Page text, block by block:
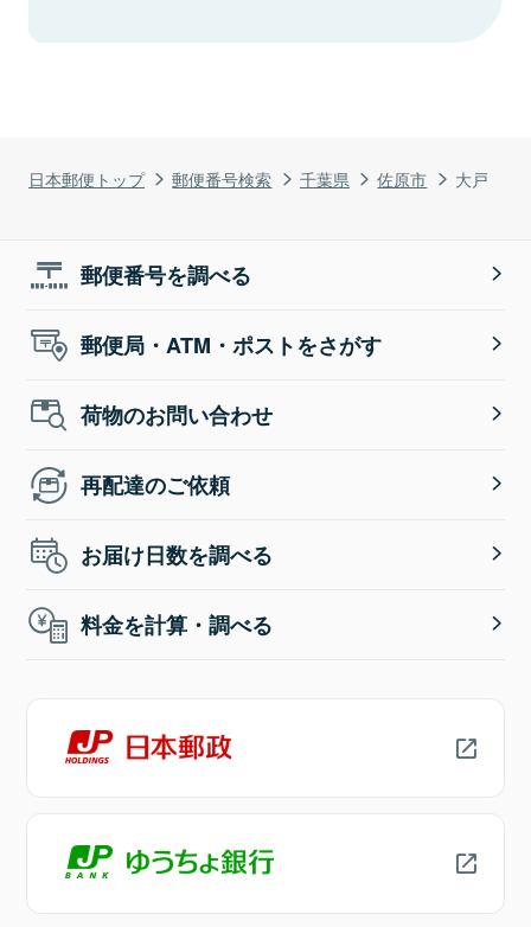
日本郵便トップ 郵便番号検索 千葉県 佐原市 大戸
郵便番号を調べる
郵便局・ATM・ポストをさがす
荷物のお問い合わせ
再配達のご依頼
お届け日数を調べる
料金を計算・調べる